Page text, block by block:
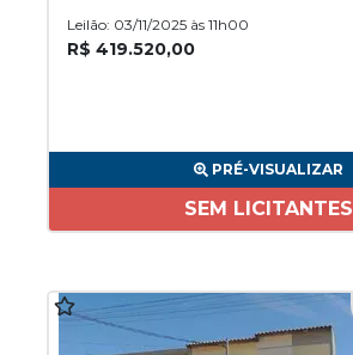
Leilão: 03/11/2025 às 11h00
R$ 419.520,00
PRÉ-VISUALIZAR
SEM LICITANTES